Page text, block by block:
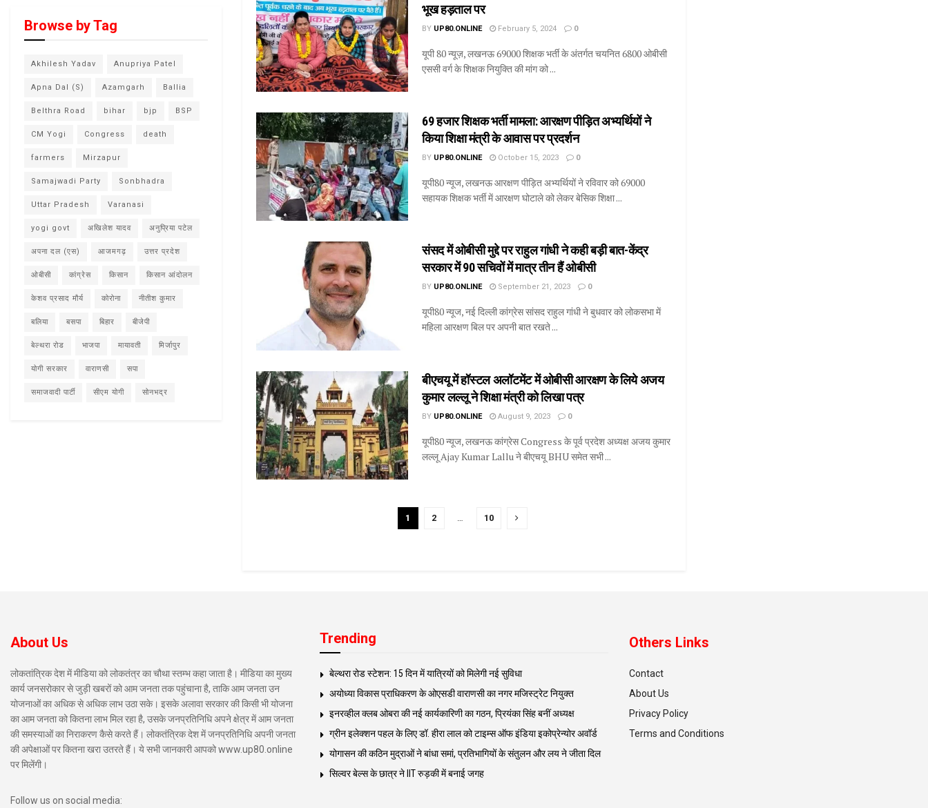
भूख हड़ताल पर
BY UP80.ONLINE February 5, 2024 0
यूपी 80 न्यूज़, लखनऊ 69000 शिक्षक भर्ती के अंतर्गत चयनित 6800 ओबीसी
एससी वर्ग के शिक्षक नियुक्ति की मांग को ...
69 हजार शिक्षक भर्ती मामला: आरक्षण पीड़ित अभ्यर्थियों ने
किया शिक्षा मंत्री के आवास पर प्रदर्शन
BY UP80.ONLINE October 15, 2023 0
यूपी80 न्यूज, लखनऊ आरक्षण पीड़ित अभ्यर्थियों ने रविवार को 69000
सहायक शिक्षक भर्ती में आरक्षण घोटाले को लेकर बेसिक शिक्षा ...
संसद में ओबीसी मुद्दे पर राहुल गांधी ने कही बड़ी बात-केंद्र
सरकार में 90 सचिवों में मात्र तीन हैं ओबीसी
BY UP80.ONLINE September 21, 2023 0
यूपी80 न्यूज, नई दिल्ली कांग्रेस सांसद राहुल गांधी ने बुधवार को लोकसभा में
महिला आरक्षण बिल पर अपनी बात रखते ...
बीएचयू में हॉस्टल अलॉटमेंट में ओबीसी आरक्षण के लिये अजय
कुमार लल्लू ने शिक्षा मंत्री को लिखा पत्र
BY UP80.ONLINE August 9, 2023 0
यूपी80 न्यूज, लखनऊ कांग्रेस Congress के पूर्व प्रदेश अध्यक्ष अजय कुमार
लल्लू Ajay Kumar Lallu ने बीएचयू BHU समेत सभी ...
1 2 10
Browse by Tag
Akhilesh Yadav Anupriya Patel
Apna Dal (S) Azamgarh Ballia
Belthra Road bihar bjp BSP
CM Yogi Congress death
farmers Mirzapur
Samajwadi Party Sonbhadra
Uttar Pradesh Varanasi
yogi govt अखिलेश यादव अनुप्रिया पटेल
अपना दल (एस) आजमगढ़ उत्तर प्रदेश
ओबीसी कांग्रेस किसान किसान आंदोलन
केशव प्रसाद मौर्य कोरोना नीतीश कुमार
बलिया बसपा बिहार बीजेपी
बेल्थरा रोड भाजपा मायावती मिर्जापुर
योगी सरकार वाराणसी सपा
समाजवादी पार्टी सीएम योगी सोनभद्र
About Us
लोकतांत्रिक देश में मीडिया को लोकतंत्र का चौथा स्तम्भ कहा जाता है। मीडिया का मुख्य
कार्य जनसरोकार से जुड़ी खबरों को आम जनता तक पहुंचाना है, ताकि आम जनता उन
योजनाओं का अधिक से अधिक लाभ उठा सके। इसके अलावा सरकार की किसी भी योजना
का आम जनता को कितना लाभ मिल रहा है, उसके जनप्रतिनिधि अपने क्षेत्र में आम जनता
की समस्याओं का निराकरण कैसे करते हैं। लोकतंत्रिक देश में जनप्रतिनिधि अपनी जनता
की अपेक्षाओं पर कितना खरा उतरते हैं। ये सभी जानकारी आपको www.up80.online
पर मिलेंगी।
Follow us on social media:
Trending
बेल्थरा रोड स्टेशन: 15 दिन में यात्रियों को मिलेगी नई सुविधा
अयोध्या विकास प्राधिकरण के ओएसडी वाराणसी का नगर मजिस्ट्रेट नियुक्त
इनरव्हील क्लब ओबरा की नई कार्यकारिणी का गठन, प्रियंका सिंह बनीं अध्यक्ष
ग्रीन इलेक्शन पहल के लिए डॉ. हीरा लाल को टाइम्स ऑफ इंडिया इकोप्रेन्योर अवॉर्ड
योगासन की कठिन मुद्राओं ने बांधा समां, प्रतिभागियों के संतुलन और लय ने जीता दिल
सिल्वर बेल्स के छात्र ने IIT रुड़की में बनाई जगह
Others Links
Contact
About Us
Privacy Policy
Terms and Conditions